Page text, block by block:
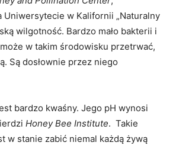
Uniwersytecie w Kalifornii „Naturalny
wilgotność. Bardzo mało bakterii i
w takim środowisku przetrwać,
Są dosłownie przez niego
bardzo kwaśny. Jego pH wynosi
Honey Bee Institute. Takie
w stanie zabić niemal każdą żywą